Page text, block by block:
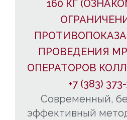
160 КГ
ПРОВЕДЕНИЯ
ОПЕРАТОРОВ
+7 (383)
Современный,
эффективный